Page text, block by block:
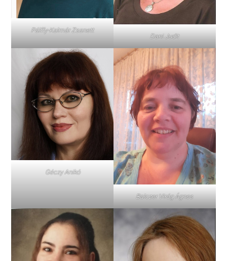
Pálffy-Kalmár Zsanett
Dani Judit
Géczy Anikó
Balczer Virág Ágnes